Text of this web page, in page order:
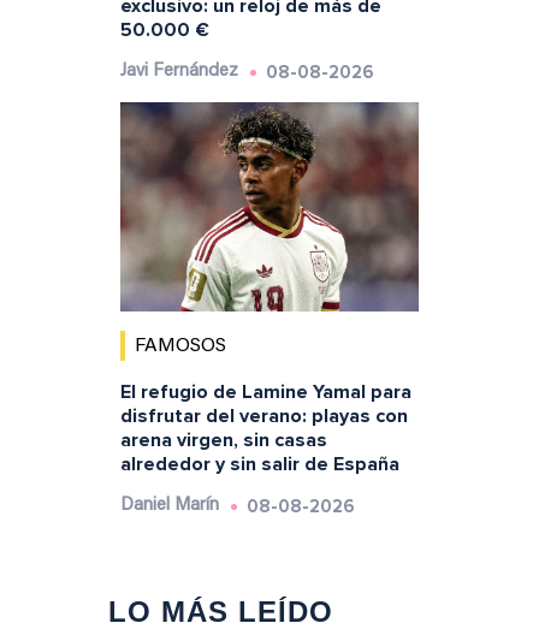
exclusivo: un reloj de más de
50.000 €
Javi Fernández 08-08-2026
FAMOSOS
El refugio de Lamine Yamal para
disfrutar del verano: playas con
arena virgen, sin casas
alrededor y sin salir de España
Daniel Marín 08-08-2026
LO MÁS LEÍDO